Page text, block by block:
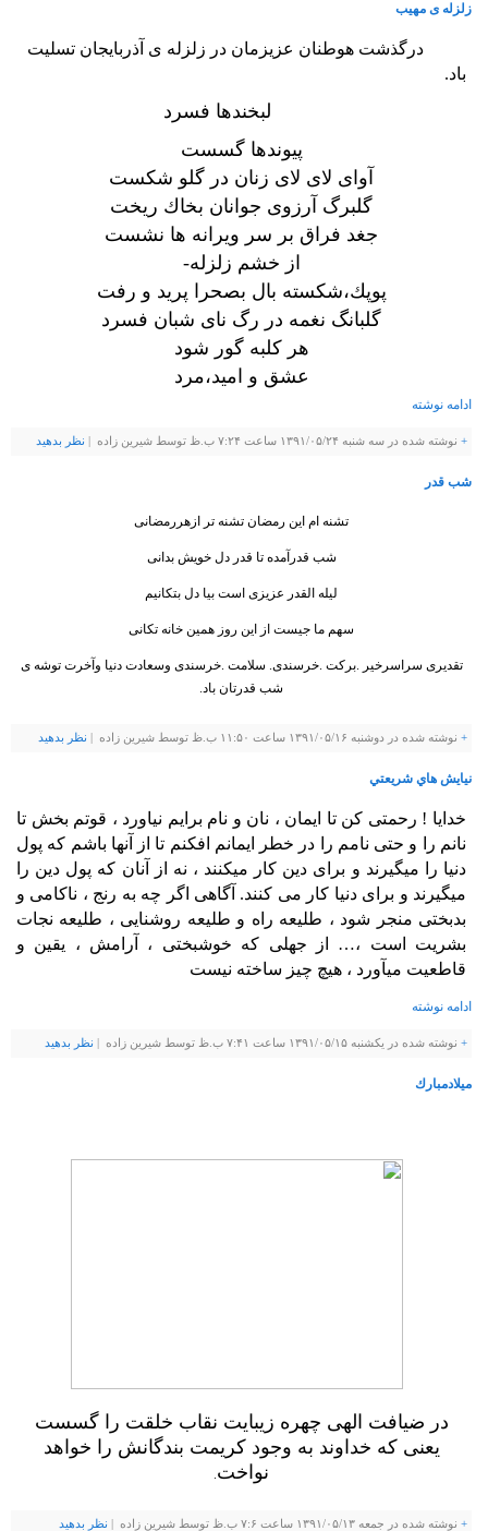
زلزله ی مهیب
درگذشت هوطنان عزیزمان در زلزله ی آذربایجان تسلیت
باد.
لبخندها فسرد
پیوندها گسست
آوای لای لای زنان در گلو شكست
گلبرگ آرزوی جوانان بخاك ریخت
جغد فراق بر سر ویرانه ها نشست
از خشم زلزله-
پوپك،شكسته بال بصحرا پرید و رفت
گلبانگ نغمه در رگ نای شبان فسرد
هر كلبه گور شود
عشق و امید،مرد
ادامه نوشته
+ نوشته شده در سه شنبه ۱۳۹۱/۰۵/۲۴ ساعت ۷:۲۴ ب.ظ توسط شيرين زاده | نظر بدهيد
شب قدر
تشنه ام این رمضان تشنه تر ازهررمضانی
شب قدرآمده تا قدر دل خویش بدانی
لیله القدر عزیزی است بیا دل بتکانیم
سهم ما جیست از این روز همین خانه تکانی
تقدیری سراسرخیر .برکت .خرسندی. سلامت .خرسندی وسعادت دنیا وآخرت توشه ی
شب قدرتان باد.
+ نوشته شده در دوشنبه ۱۳۹۱/۰۵/۱۶ ساعت ۱۱:۵۰ ب.ظ توسط شيرين زاده | نظر بدهيد
نيايش هاي شريعتي
خدایا ! رحمتی کن تا ایمان ، نان و نام برایم نیاورد ، قوتم بخش تا
نانم را و حتی نامم را در خطر ایمانم افکنم تا از آنها باشم که پول
دنیا را میگیرند و برای دین کار میکنند ، نه از آنان که پول دین را
میگیرند و برای دنیا کار می کنند. آگاهی اگر چه به رنج ، ناکامی و
بدبختی منجر شود ، طلیعه راه و طلیعه روشنایی ، طلیعه نجات
بشریت است ،… از جهلی که خوشبختی ، آرامش ، یقین و
قاطعیت میآورد ، هیچ چیز ساخته نیست
ادامه نوشته
+ نوشته شده در یکشنبه ۱۳۹۱/۰۵/۱۵ ساعت ۷:۴۱ ب.ظ توسط شيرين زاده | نظر بدهيد
ميلادمبارك
در ضیافت الهی چهره زیبایت نقاب خلقت را گسست
یعنی که خداوند به وجود کریمت بندگانش را خواهد
نواخت.
+ نوشته شده در جمعه ۱۳۹۱/۰۵/۱۳ ساعت ۷:۶ ب.ظ توسط شيرين زاده | نظر بدهيد